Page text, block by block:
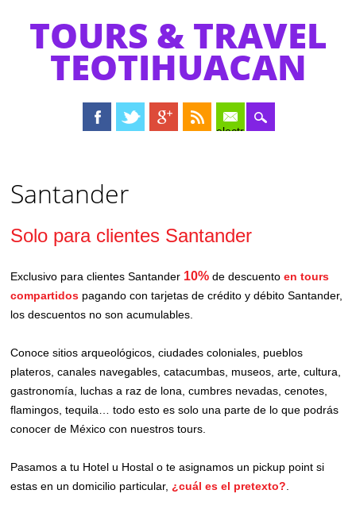
TOURS & TRAVEL
TEOTIHUACAN
electrónico
contenido
Santander
Solo para clientes Santander
Exclusivo para clientes Santander 10% de descuentoen tours
compartidos pagando con tarjetas de crédito y débito Santander,
los descuentos no son acumulables.
Conoce sitios arqueológicos, ciudades coloniales, pueblos
plateros, canales navegables, catacumbas, museos, arte, cultura,
gastronomía, luchas a raz de lona, cumbres nevadas, cenotes,
flamingos, tequila… todo esto es solo una parte de lo que podrás
conocer de México con nuestros tours.
Pasamos a tu Hotel u Hostal o te asignamos un pickup point si
estas en un domicilio particular, ¿cuál es el pretexto?